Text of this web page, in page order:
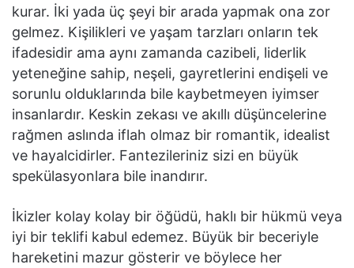
kurar. İki yada üç şeyi bir arada yapmak ona zor
gelmez. Kişilikleri ve yaşam tarzları onların tek
ifadesidir ama aynı zamanda cazibeli, liderlik
yeteneğine sahip, neşeli, gayretlerini endişeli ve
sorunlu olduklarında bile kaybetmeyen iyimser
insanlardır. Keskin zekası ve akıllı düşüncelerine
rağmen aslında iflah olmaz bir romantik, idealist
ve hayalcidirler. Fantezileriniz sizi en büyük
spekülasyonlara bile inandırır.
İkizler kolay kolay bir öğüdü, haklı bir hükmü veya
iyi bir teklifi kabul edemez. Büyük bir beceriyle
hareketini mazur gösterir ve böylece her